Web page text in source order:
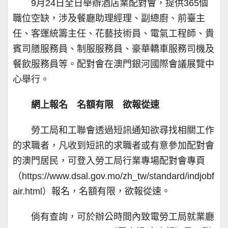
9月24日全日舉辦酒店業配對會，提供365個
職位空缺，涉及餐廳助理經理、副總廚、前臺主
任、客運統籌主任、花藝技術員、電氣工程師、貴
賓司膳服務員、制服服務員、豪華轎車服務司機及
餐飲服務員等。配對會在澳門銀河國際會議展覽中
心舉行。
網上報名 名額有限 欲報從速
勞工局和工聯會透過短訊通知欲尋找相關工作
的求職者，凡收到短訊的求職者或有意參加配對會
的澳門居民，可登入勞工局行業專場配對會專頁
（https://www.dsal.gov.mo/zh_tw/standard/indjobf
air.html）報名，名額有限，欲報從速。
倘有查詢，可於辦公時間內致電勞工局就業廳